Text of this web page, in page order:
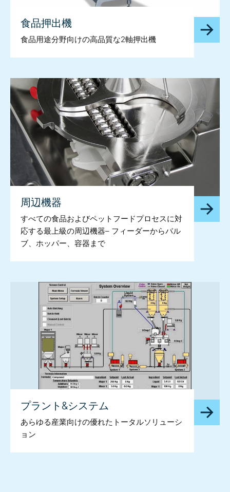
食品押出機
食品用途分野向けの高品質な2軸押出機
周辺機器
すべての食品およびペットフードプロセスに対
応する最上級の周辺機器– フィーダーからバル
ブ、ホッパー、容器まで
プラント&システム
あらゆる産業向けの優れたトータルソリューシ
ョン